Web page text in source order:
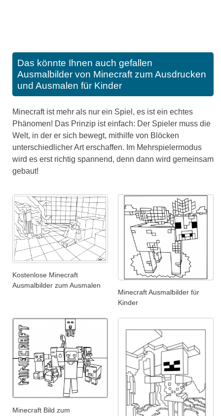
Das könnte Ihnen auch gefallen
Ausmalbilder von Minecraft zum Ausdrucken
und Ausmalen für Kinder
Minecraft ist mehr als nur ein Spiel, es ist ein echtes
Phänomen! Das Prinzip ist einfach: Der Spieler muss die
Welt, in der er sich bewegt, mithilfe von Blöcken
unterschiedlicher Art erschaffen. Im Mehrspielermodus
wird es erst richtig spannend, denn dann wird gemeinsam
gebaut!
Kostenlose Minecraft
Ausmalbilder zum Ausmalen
Minecraft Ausmalbilder für
Kinder
Minecraft Bild zum